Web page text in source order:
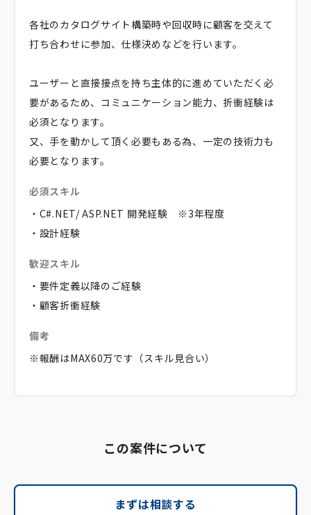
各社のカタログサイト構築時や回収時に顧客を交えて
打ち合わせに参加、仕様決めなどを行います。
ユーザーと直接接点を持ち主体的に進めていただく必
要があるため、コミュニケーション能力、折衝経験は
必須となります。
又、手を動かして頂く必要もある為、一定の技術力も
必要となります。
必須スキル
・C#.NET/ ASP.NET 開発経験 ※3年程度
・設計経験
歓迎スキル
・要件定義以降のご経験
・顧客折衝経験
備考
※報酬はMAX60万です（スキル見合い）
この案件について
まずは相談する